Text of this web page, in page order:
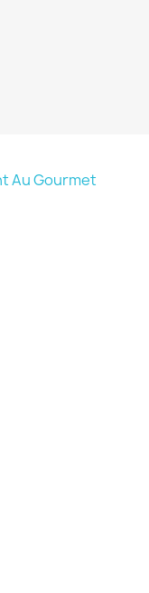
Au Gourmet